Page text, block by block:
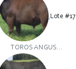
Lote #17
TOROS ANGUS...